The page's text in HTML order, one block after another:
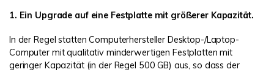
1. Ein Upgrade auf eine Festplatte mit größerer Kapazität.
In der Regel statten Computerhersteller Desktop-/Laptop-
Computer mit qualitativ minderwertigen Festplatten mit
geringer Kapazität (in der Regel 500 GB) aus, so dass der